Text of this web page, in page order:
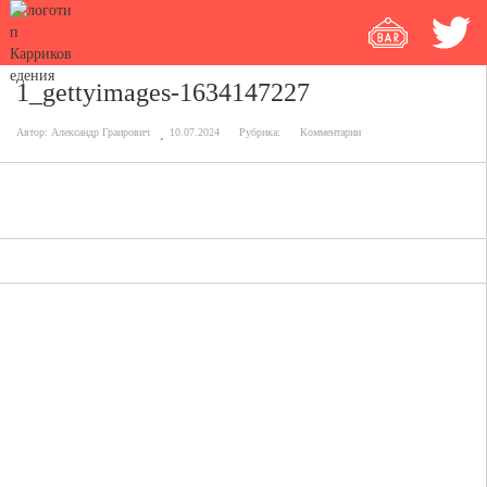
1_gettyimages-1634147227
Автор: Александр Граирович 10.07.2024 Рубрика: Комментарии